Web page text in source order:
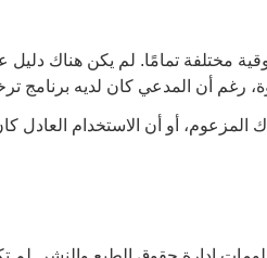
مختلفة تمامًا. لم يكن هناك دليل
رغم أن المدعي كان لديه
أو أن الاستخدام العادل